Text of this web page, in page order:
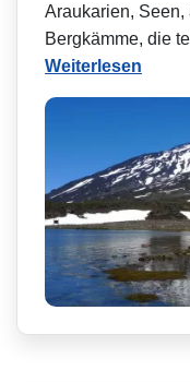
Araukarien,
Bergkämme, die
Weiterlesen